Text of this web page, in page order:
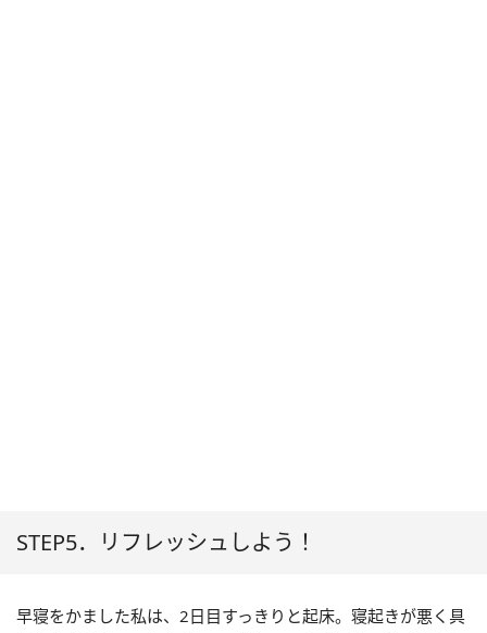
STEP5．リフレッシュしよう！
早寝をかました私は、2日目すっきりと起床。寝起きが悪く具